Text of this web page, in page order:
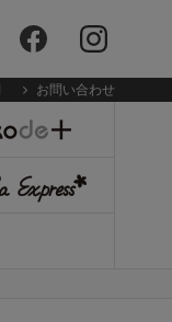
お問い合わせ